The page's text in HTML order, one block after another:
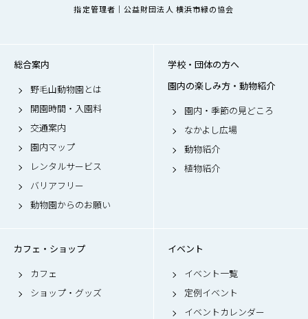
指定管理者｜公益財団法人 横浜市緑の協会
総合案内
野毛山動物園とは
開園時間・入園料
交通案内
園内マップ
レンタルサービス
バリアフリー
動物園からのお願い
学校・団体の方へ
園内の楽しみ方・動物紹介
園内・季節の見どころ
なかよし広場
動物紹介
植物紹介
カフェ・ショップ
カフェ
ショップ・グッズ
イベント
イベント一覧
定例イベント
イベントカレンダー